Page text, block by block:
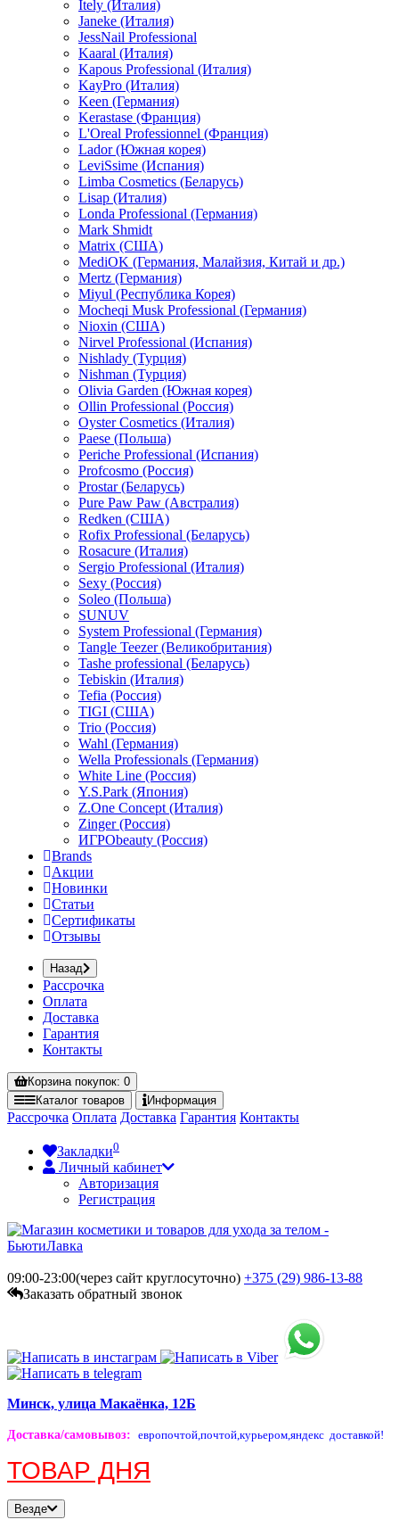
Itely (Италия)
Janeke (Италия)
JessNail Professional
Kaaral (Италия)
Kapous Professional (Италия)
KayPro (Италия)
Keen (Германия)
Kerastase (Франция)
L'Oreal Professionnel (Франция)
Lador (Южная корея)
LeviSsime (Испания)
Limba Cosmetics (Беларусь)
Lisap (Италия)
Londa Professional (Германия)
Mark Shmidt
Matrix (США)
MediOK (Германия, Малайзия, Китай и др.)
Mertz (Германия)
Miyul (Республика Корея)
Mocheqi Musk Professional (Германия)
Nioxin (США)
Nirvel Professional (Испания)
Nishlady (Турция)
Nishman (Турция)
Olivia Garden (Южная корея)
Ollin Professional (Россия)
Oyster Cosmetics (Италия)
Paese (Польша)
Periche Professional (Испания)
Profcosmo (Россия)
Prostar (Беларусь)
Pure Paw Paw (Австралия)
Redken (США)
Rofix Professional (Беларусь)
Rosacure (Италия)
Sergio Professional (Италия)
Sexy (Россия)
Soleo (Польша)
SUNUV
System Professional (Германия)
Tangle Teezer (Великобритания)
Tashe professional (Беларусь)
Tebiskin (Италия)
Tefia (Россия)
TIGI (США)
Trio (Россия)
Wahl (Германия)
Wella Professionals (Германия)
White Line (Россия)
Y.S.Park (Япония)
Z.One Concept (Италия)
Zinger (Россия)
ИГРОbeauty (Россия)
Brands
Акции
Новинки
Статьи
Сертификаты
Отзывы
Назад
Рассрочка
Оплата
Доставка
Гарантия
Контакты
Корзинапокупок: 0
Каталог товаров Информация
Рассрочка Оплата Доставка Гарантия Контакты
Закладки0
Личный кабинет
Авторизация
Регистрация
09:00-23:00(через сайт круглосуточно) +375 (29) 986-13-88
Заказать обратный звонок
Минск, улица Макаёнка, 12Б
Доставка/самовывоз: европочтой,почтой,курьером,яндекс доставкой!
ТОВАР ДНЯ
Везде